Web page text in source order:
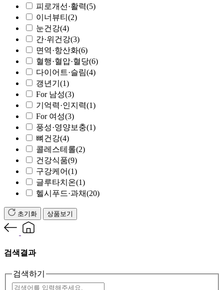
피로개선·활력(5)
이너뷰티 (2)
눈건강(4)
간·위건강(3)
면역·항산화(6)
혈행·혈압·혈당(6)
다이어트·슬림(4)
갱년기 (1)
For 남성(3)
기억력·인지력(1)
For 여성(3)
풍성·영양보충(1)
뼈건강(4)
콜레스테롤(2)
건강식품(9)
구강케어(1)
글루타치온(1)
헬시푸드·과채(20)
초기화 상품보기
검색결과
검색하기